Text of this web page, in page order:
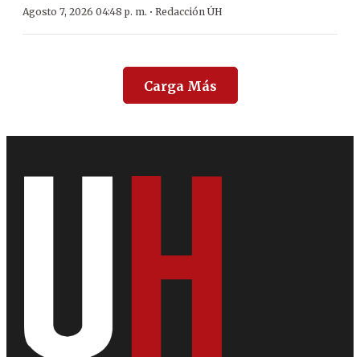
Agosto 7, 2026 04:48 p. m. · Redacción ÚH
Carga Más